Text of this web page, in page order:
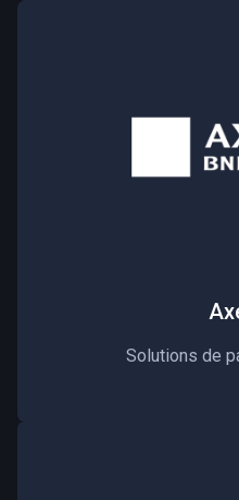
Solutions de